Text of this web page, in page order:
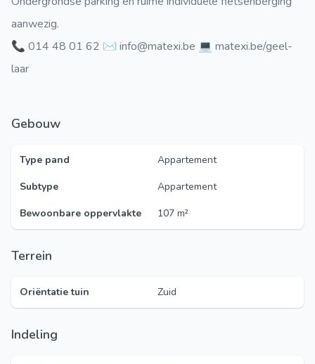
aanwezig.
📞 014 48 01 62 ✉️ info@matexi.be 💻 matexi.be/geel-
laar
Gebouw
Type pand
Appartement
Subtype
Appartement
Bewoonbare oppervlakte
107 m²
Terrein
Oriëntatie tuin Zuid
Indeling